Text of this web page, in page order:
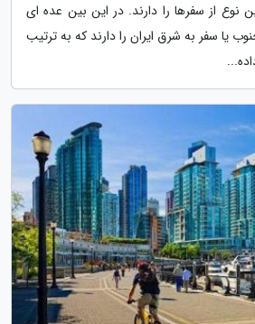
نوع از سفرها را دارند. در این بین عده ای
یا سفر به شرق ایران را دارند که به ترتیب